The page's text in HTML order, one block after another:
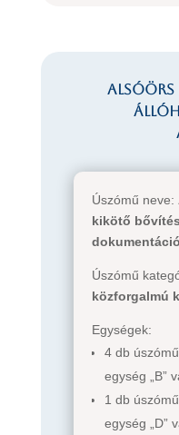
Alsóörs
Úszómű neve:
kikötő
Úszómű
közforgalmú
Egységek:
4 db
egység „B”
1 db
egység „D”